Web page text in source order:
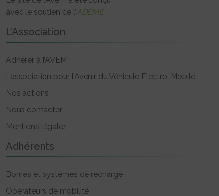
avec le soutien de l’ADEME
L’Association
Adhérer à l’AVEM
L’association pour l’Avenir du Véhicule Electro-Mobile
Nos actions
Nous contacter
Mentions légales
Adhérents
Bornes et systèmes de recharge
Opérateurs de mobilité